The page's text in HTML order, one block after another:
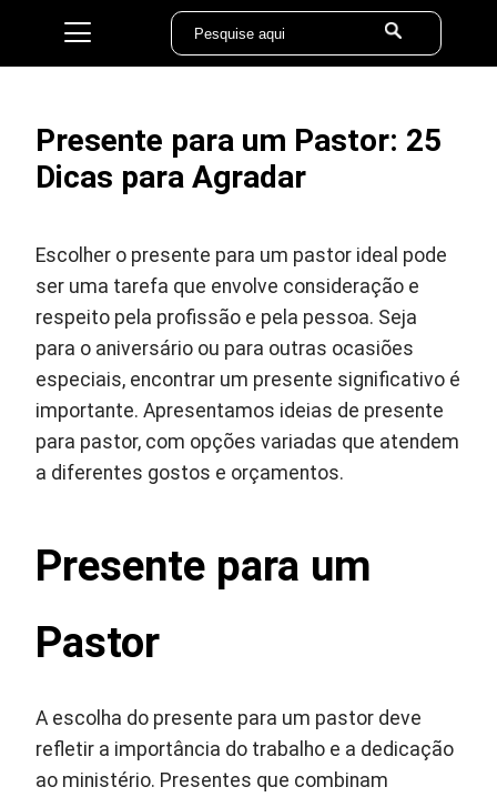
Presente para um Pastor: 25
Dicas para Agradar
Escolher o presente para um pastor ideal pode
ser uma tarefa que envolve consideração e
respeito pela profissão e pela pessoa. Seja
para o aniversário ou para outras ocasiões
especiais, encontrar um presente significativo é
importante. Apresentamos ideias de presente
para pastor, com opções variadas que atendem
a diferentes gostos e orçamentos.
Presente para um
Pastor
A escolha do presente para um pastor deve
refletir a importância do trabalho e a dedicação
ao ministério. Presentes que combinam